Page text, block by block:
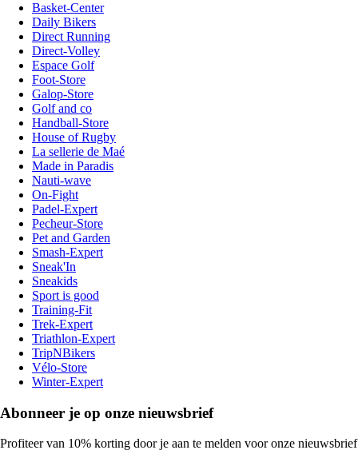
Basket-Center
Daily Bikers
Direct Running
Direct-Volley
Espace Golf
Foot-Store
Galop-Store
Golf and co
Handball-Store
House of Rugby
La sellerie de Maé
Made in Paradis
Nauti-wave
On-Fight
Padel-Expert
Pecheur-Store
Pet and Garden
Smash-Expert
Sneak'In
Sneakids
Sport is good
Training-Fit
Trek-Expert
Triathlon-Expert
TripNBikers
Vélo-Store
Winter-Expert
Abonneer je op onze nieuwsbrief
Profiteer van 10% korting door je aan te melden voor onze nieuwsbrief